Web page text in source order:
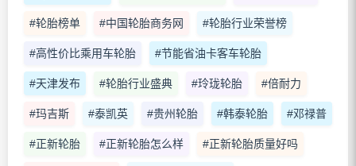
#轮胎榜单 #中国轮胎商务网 #轮胎行业荣誉榜
#高性价比乘用车轮胎 #节能省油卡客车轮胎
#天津发布 #轮胎行业盛典 #玲珑轮胎 #倍耐力
#玛吉斯 #泰凯英 #贵州轮胎 #韩泰轮胎 #邓禄普
#正新轮胎 #正新轮胎怎么样 #正新轮胎质量好吗